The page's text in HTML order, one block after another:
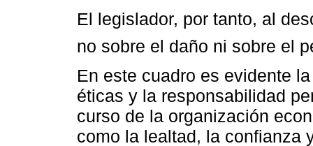
El legislador, por tanto, al
no sobre el daño ni sobre el
En este cuadro es evidente
éticas y la responsabilidad
curso de la organización
como la lealtad, la confianza